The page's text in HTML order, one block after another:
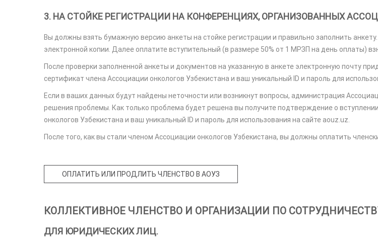
3. НА СТОЙКЕ РЕГИСТРАЦИИ НА КОНФЕРЕНЦИЯХ, ОРГАНИЗОВАННЫХ
Вы должны взять бумажную версию анкеты на стойке регистрации и правильно заполнить
электронной копии. Далее оплатите вступительный (в размере 50% от 1 МРЗП на день оплаты)
После проверки заполненной анкеты и документов на указанную в анкете электронную почту
сертификат члена Ассоциации онкологов Узбекистана и ваш уникальный ID и пароль для
Если в ваших данных будут найдены неточности или возникнут вопросы, администрация
решения проблемы. Как только проблема будет решена вы получите подтверждение о
онкологов Узбекистана и ваш уникальный ID и пароль для использования на сайте aouz.uz.
После того, как вы стали членом Ассоциации онкологов Узбекистана, вы должны оплатить
ОПЛАТИТЬ ИЛИ ПРОДЛИТЬ ЧЛЕНСТВО В АОУЗ
КОЛЛЕКТИВНОЕ ЧЛЕНСТВО И ОРГАНИЗАЦИИ ПО
ДЛЯ ЮРИДИЧЕСКИХ ЛИЦ.